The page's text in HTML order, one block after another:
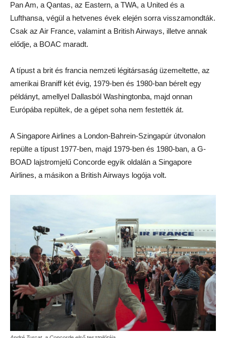
Pan Am, a Qantas, az Eastern, a TWA, a United és a
Lufthansa, végül a hetvenes évek elején sorra visszamondták.
Csak az Air France, valamint a British Airways, illetve annak
elődje, a BOAC maradt.
A típust a brit és francia nemzeti légitársaság üzemeltette, az
amerikai Braniff két évig, 1979-ben és 1980-ban bérelt egy
példányt, amellyel Dallasból Washingtonba, majd onnan
Európába repültek, de a gépet soha nem festették át.
A Singapore Airlines a London-Bahrein-Szingapúr útvonalon
repülte a típust 1977-ben, majd 1979-ben és 1980-ban, a G-
BOAD lajstromjelű Concorde egyik oldalán a Singapore
Airlines, a másikon a British Airways logója volt.